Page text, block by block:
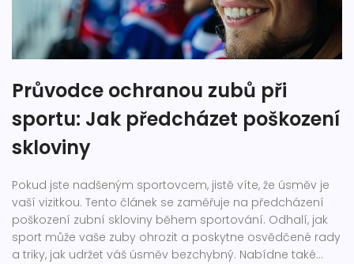
Průvodce ochranou zubů při
sportu: Jak předcházet poškození
skloviny
Pokud jste nadšeným sportovcem, jistě víte, že úsměv je
vaší vizitkou. Tento článek se zaměřuje na předcházení
poškození zubní skloviny během sportování. Odhalí, jak
sport může vaše zuby ohrozit a poskytne osvědčené rady
a triky, jak udržet váš úsměv bezchybný. Nabídne také